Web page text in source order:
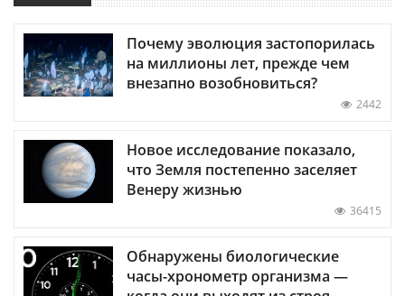
Почему эволюция застопорилась
на миллионы лет, прежде чем
внезапно возобновиться?
2442
Новое исследование показало,
что Земля постепенно заселяет
Венеру жизнью
36415
Обнаружены биологические
часы-хронометр организма —